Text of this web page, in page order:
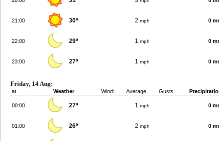
21:00 30º 2 mph 0
22:00 29º 1 mph 0
23:00 27º 1 mph 0
Friday, 14 Aug:
at Weather Wind: Average Gusts
00:00 27º 1 mph 0
01:00 26º 2 mph 0